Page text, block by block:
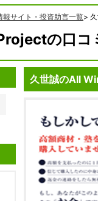
報サイト・投資助言一覧>
の口コ
久世誠のAll